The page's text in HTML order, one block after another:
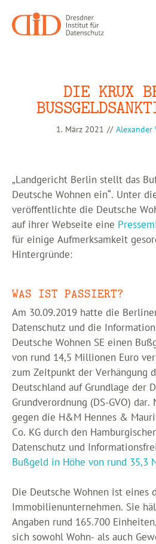
Inhalt
springen
DIE KRUX
1. März 2021 // Alexander
„Landgericht Berlin stellt das
Deutsche Wohnen ein“. Unter
veröffentlichte die Deutsche
auf ihrer Webseite eine
für einige Aufmerksamkeit
Hintergründe:
WAS IST PASSIERT?
Am 30.09.2019 hatte die
Datenschutz und die
Deutsche Wohnen SE einen
von rund 14,5 Millionen Euro
zum Zeitpunkt der Verhängung
Deutschland auf Grundlage der
Grundverordnung (DS-GVO)
gegen die H&M Hennes &
Co. KG durch den
Datenschutz und
Bußgeld in Höhe von rund 35,3
Die Deutsche Wohnen ist eines
Immobilienunternehmen. Sie
Angaben rund 165.700
sich sowohl Wohn- als auch